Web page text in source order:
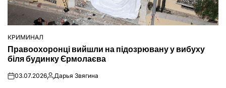
ОПУБЛІКУВАТИ
КРИМИНАЛ
Правоохоронці вийшли на підозрювану у вибуху
біля будинку Єрмолаєва
on03.07.2026Опубліковано
Дарья Звягина